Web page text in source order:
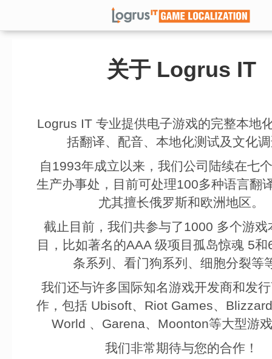
关于 Logrus IT
Logrus IT 专业提供电子游戏的完整本地
括翻译、配音、本地化测试及文化
自1993年成立以来，我们公司陆续在七
生产办事处，目前可处理100多种语言翻
尤其擅长俄罗斯和欧洲地区。
截止目前，我们共参与了1000 多个游戏
目，比如著名的AAA 级项目孤岛惊魂 5和
条系列、看门狗系列、细胞分裂等
我们还与许多国际知名游戏开发商和发
作，包括 Ubisoft、Riot Games、
World 、Garena、Moonton等大型游
我们非常期待与您的合作！